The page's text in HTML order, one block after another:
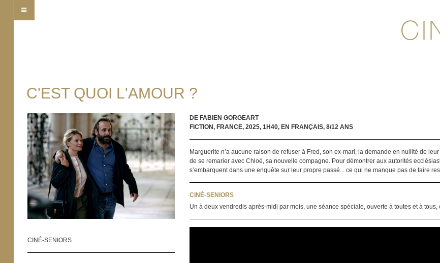
C'EST QUOI L'AMOUR ?
CINÉ-SENIORS
DE FABIEN GORGEART
FICTION, FRANCE, 2025, 1H40, EN FRANÇAIS, 8/12 ANS
Marguerite n’a aucune raison de refuser à Fred, son ex-mari, la demande en nullité de
de se remarier avec Chloé, sa nouvelle compagne. Pour démontrer aux autorités
s’embarquent dans une enquête sur leur propre passé... ce qui ne manque pas de faire
CINÉ-SENIORS
Un à deux vendredis après-midi par mois, une séance spéciale, ouverte à toutes et à